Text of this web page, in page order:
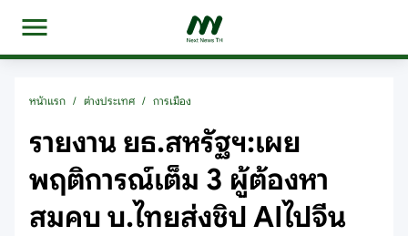
หน้าแรก / ต่างประเทศ / การเมือง
รายงาน ยธ.สหรัฐฯ:เผย
พฤติการณ์เต็ม 3 ผู้ต้องหา
สมคบ บ.ไทยส่งชิป AIไปจีน